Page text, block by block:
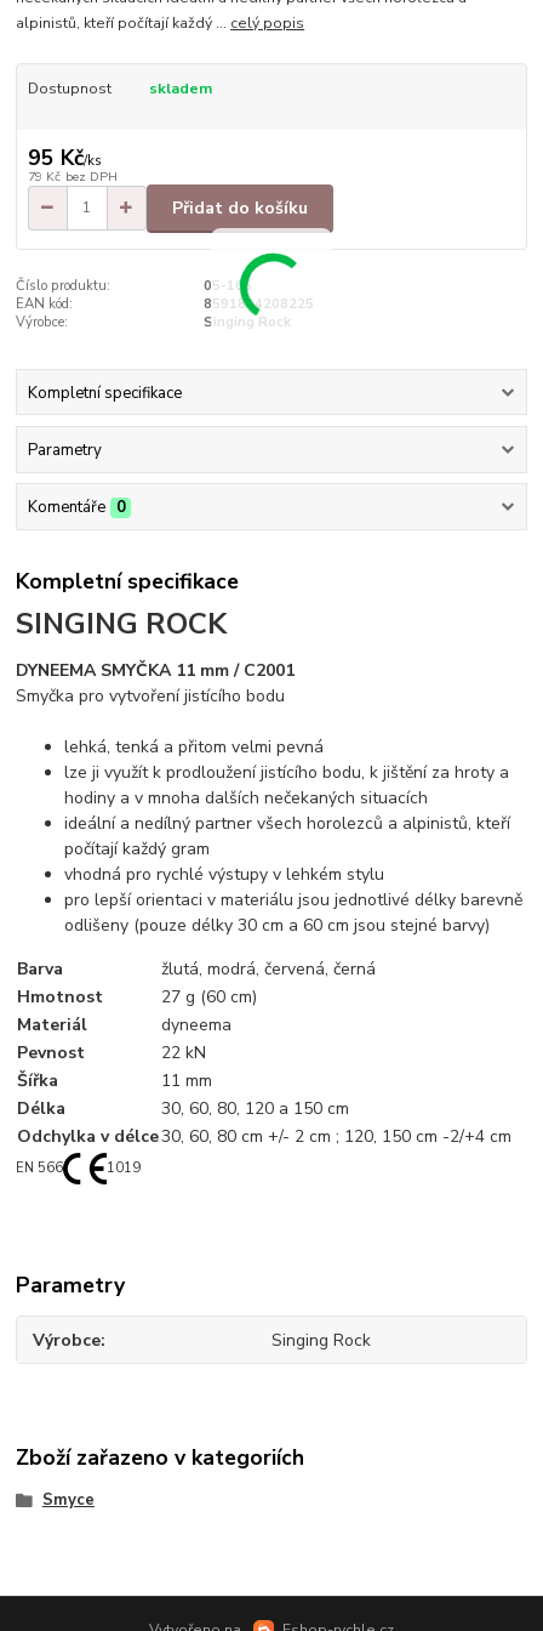
alpinistů, kteří počítají každý ... celý popis
Dostupnost skladem
95 Kč/ks
79 Kč bez DPH
Přidat do košíku
Číslo produktu:
05-105
EAN kód:
8591804208225
Výrobce:
Singing Rock
Kompletní specifikace
Parametry
Komentáře 0
Kompletní specifikace
SINGING ROCK
DYNEEMA SMYČKA 11 mm / C2001
Smyčka pro vytvoření jistícího bodu
lehká, tenká a přitom velmi pevná
lze ji využít k prodloužení jistícího bodu, k jištění za hroty a
hodiny a v mnoha dalších nečekaných situacích
ideální a nedílný partner všech horolezců a alpinistů, kteří
počítají každý gram
vhodná pro rychlé výstupy v lehkém stylu
pro lepší orientaci v materiálu jsou jednotlivé délky barevně
odlišeny (pouze délky 30 cm a 60 cm jsou stejné barvy)
Barva
žlutá, modrá, červená, černá
Hmotnost
27 g (60 cm)
Materiál
dyneema
Pevnost
22 kN
Šířka
11 mm
Délka
30, 60, 80, 120 a 150 cm
Odchylka v délce30, 60, 80 cm +/- 2 cm ; 120, 150 cm -2/+4 cm
EN 566 1019
Parametry
Výrobce Singing Rock
Zboží zařazeno v kategoriích
Smyce